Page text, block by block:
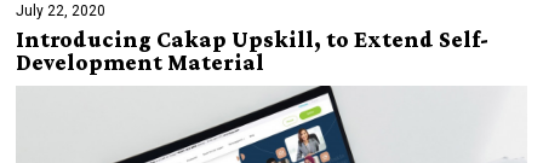
July 22, 2020
Introducing Cakap Upskill, to Extend Self-
Development Material